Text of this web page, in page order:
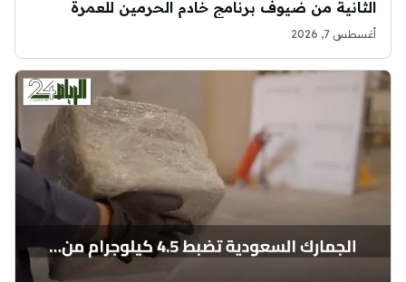
الثانية من ضيوف برنامج خادم الحرمين للعمرة
أغسطس 7, 2026